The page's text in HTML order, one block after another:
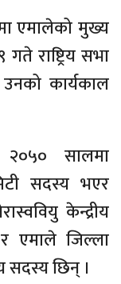
एमालेको मुख्य
राष्ट्रिय सभा
कार्यकाल
२०५० सालमा
सदस्य भएर
केन्द्रीय
एमाले जिल्ला
सदस्य छिन् ।